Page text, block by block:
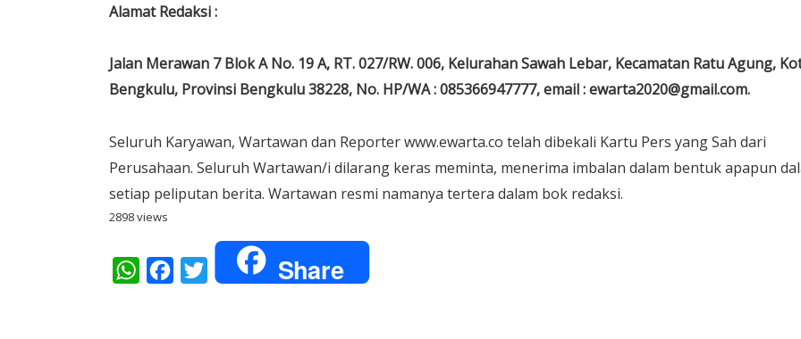
Alamat Redaksi :
Jalan Merawan 7 Blok A No. 19 A, RT. 027/RW. 006, Kelurahan Sawah Lebar, Kecamatan Ratu Agung,
Bengkulu, Provinsi Bengkulu 38228, No. HP/WA : 085366947777, email : ewarta2020@gmail.com.
Seluruh Karyawan, Wartawan dan Reporter www.ewarta.co telah dibekali Kartu Pers yang Sah dari
Perusahaan. Seluruh Wartawan/i dilarang keras meminta, menerima imbalan dalam bentuk apapun
setiap peliputan berita. Wartawan resmi namanya tertera dalam bok redaksi.
2898 views
WhatsAppFacebookTwitter Share